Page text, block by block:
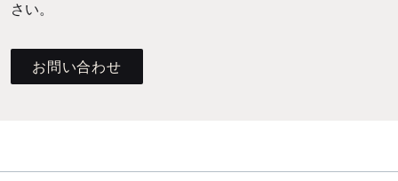
さい。
お問い合わせ